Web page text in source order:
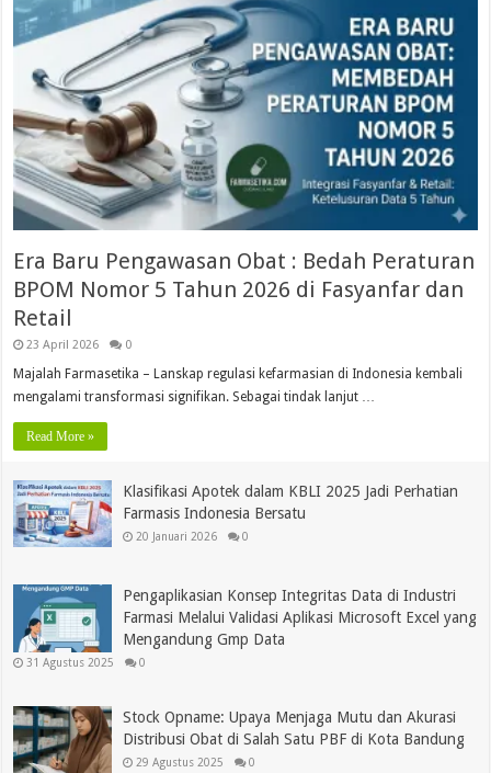
Era Baru Pengawasan Obat : Bedah Peraturan
BPOM Nomor 5 Tahun 2026 di Fasyanfar dan
Retail
23 April 2026 0
Majalah Farmasetika – Lanskap regulasi kefarmasian di Indonesia kembali
mengalami transformasi signifikan. Sebagai tindak lanjut …
Read More »
Klasifikasi Apotek dalam KBLI 2025 Jadi Perhatian
Farmasis Indonesia Bersatu
20 Januari 2026 0
Pengaplikasian Konsep Integritas Data di Industri
Farmasi Melalui Validasi Aplikasi Microsoft Excel yang
Mengandung Gmp Data
31 Agustus 2025 0
Stock Opname: Upaya Menjaga Mutu dan Akurasi
Distribusi Obat di Salah Satu PBF di Kota Bandung
29 Agustus 2025 0